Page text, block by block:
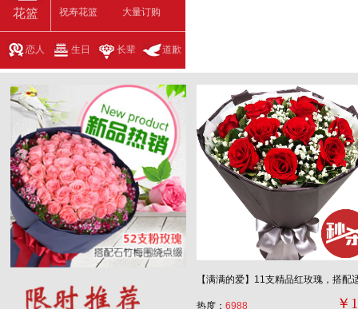
花篮
祝寿花篮
大量订购
恋人 生日 长辈 道歉
热度： 6988 ￥